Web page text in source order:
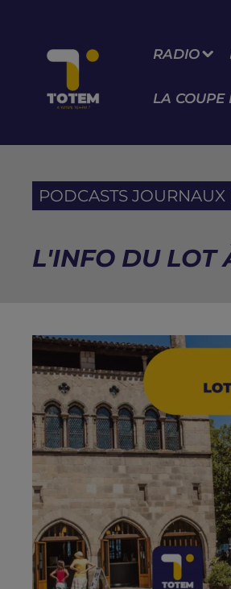
RADIO
LA COUPE
PODCASTS JOURNAUX
L'INFO DU LOT